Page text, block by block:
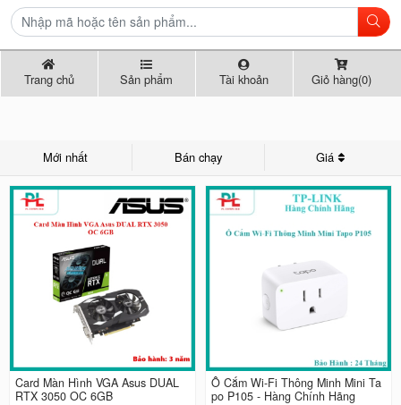
Trang chủ Sản phẩm Tài khoản Giỏ hàng(0)
Mới nhất Bán chạy Giá
Card Màn Hình VGA Asus DUAL
RTX 3050 OC 6GB
Ổ Cắm Wi-Fi Thông Minh Mini Ta
po P105 - Hàng Chính Hãng